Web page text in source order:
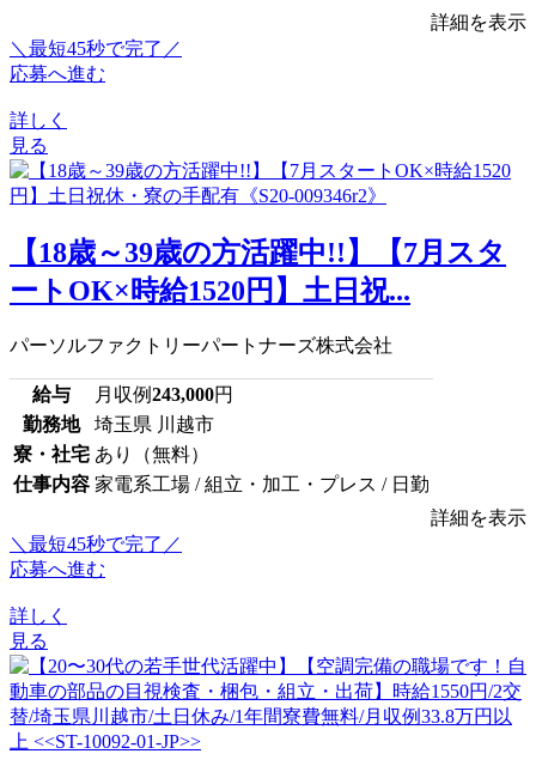
詳細を表示
＼最短45秒で完了／
応募へ進む
詳しく
見る
【18歳～39歳の方活躍中!!】【7月スタ
ートOK×時給1520円】土日祝...
パーソルファクトリーパートナーズ株式会社
給与 月収例243,000円
勤務地
埼玉県 川越市
寮・社宅 あり（無料）
仕事内容 家電系工場 / 組立・加工・プレス / 日勤
詳細を表示
＼最短45秒で完了／
応募へ進む
詳しく
見る